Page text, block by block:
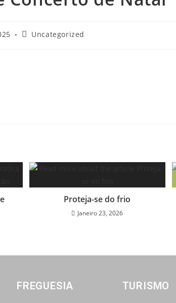
Uncategorized
Proteja-se do frio
Janeiro 23, 2026
FREGUESIA TURISMO